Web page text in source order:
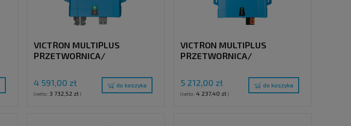
VICTRON MULTIPLUS
PRZETWORNICA/
4 591,00 zł
(netto: 3 732,52 zł)
do koszyka
VICTRON MULTIPLUS
PRZETWORNICA/
40A, 230V
5 212,00 zł
(netto: 4 237,40 zł)
do koszyka